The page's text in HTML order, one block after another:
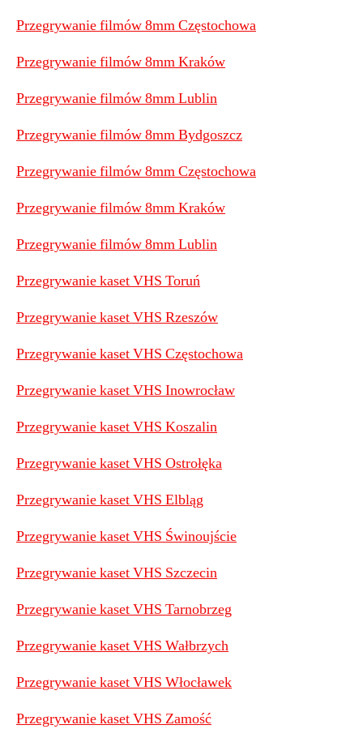
Przegrywanie filmów 8mm Częstochowa
Przegrywanie filmów 8mm Kraków
Przegrywanie filmów 8mm Lublin
Przegrywanie filmów 8mm Bydgoszcz
Przegrywanie filmów 8mm Częstochowa
Przegrywanie filmów 8mm Kraków
Przegrywanie filmów 8mm Lublin
Przegrywanie kaset VHS Toruń
Przegrywanie kaset VHS Rzeszów
Przegrywanie kaset VHS Częstochowa
Przegrywanie kaset VHS Inowrocław
Przegrywanie kaset VHS Koszalin
Przegrywanie kaset VHS Ostrołęka
Przegrywanie kaset VHS Elbląg
Przegrywanie kaset VHS Świnoujście
Przegrywanie kaset VHS Szczecin
Przegrywanie kaset VHS Tarnobrzeg
Przegrywanie kaset VHS Wałbrzych
Przegrywanie kaset VHS Włocławek
Przegrywanie kaset VHS Zamość